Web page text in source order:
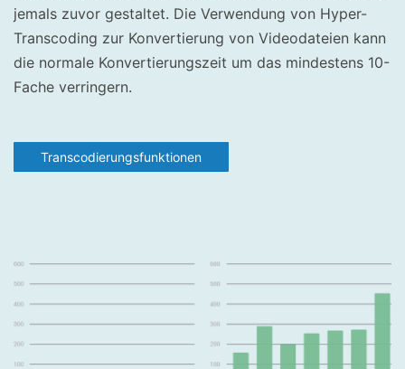
jemals zuvor gestaltet. Die Verwendung von Hyper-
Transcoding zur Konvertierung von Videodateien kann
die normale Konvertierungszeit um das mindestens 10-
Fache verringern.
Transcodierungsfunktionen